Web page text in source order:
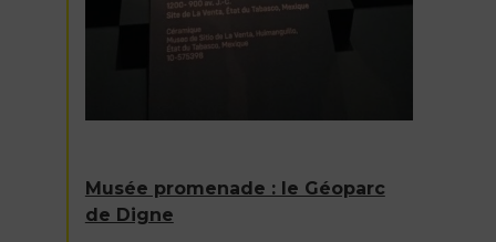
Musée promenade : le Géoparc
de Digne